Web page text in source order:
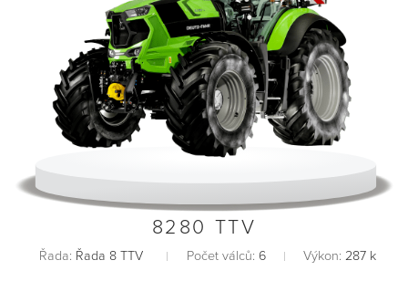
8280 TTV
Řada: Řada 8 TTV Počet válců: 6 Výkon: 287 k